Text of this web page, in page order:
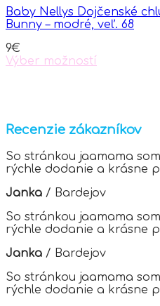
Baby Nellys Dojčenské
Bunny – modré, veľ. 68
9€
Výber možností
variants.
The
options
may
be
chosen
on
the
product
page
Recenzie zákazníkov
So stránkou jaamama
rýchle dodanie a krásne
Janka / Bardejov
So stránkou jaamama
rýchle dodanie a krásne
Janka / Bardejov
So stránkou jaamama
rýchle dodanie a krásne